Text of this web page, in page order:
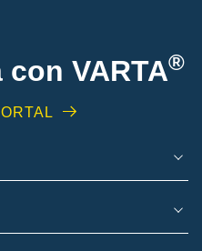
VARTA®